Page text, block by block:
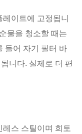
이트에 고정됩니
물을 청소할 때는
들어 자기 필터 바
니다. 실제로 더 편
레스 스틸이며 희토